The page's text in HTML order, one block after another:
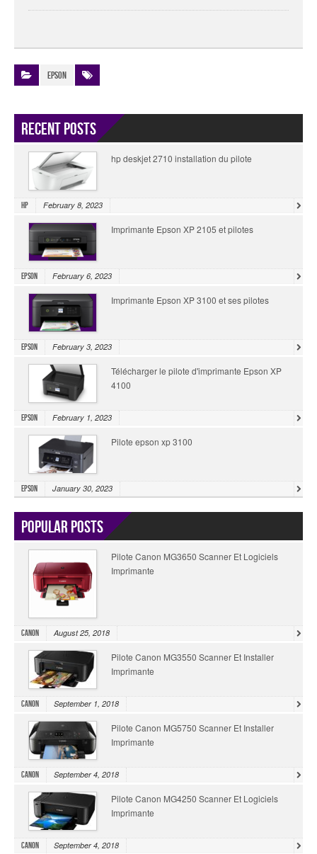
Epson
Recent Posts
hp deskjet 2710 installation du pilote
HP February 8, 2023
Imprimante Epson XP 2105 et pilotes
Epson February 6, 2023
Imprimante Epson XP 3100 et ses pilotes
Epson February 3, 2023
Télécharger le pilote d'imprimante Epson XP
4100
Epson February 1, 2023
Pilote epson xp 3100
Epson January 30, 2023
Popular Posts
Pilote Canon MG3650 Scanner Et Logiciels
Imprimante
Canon August 25, 2018
Pilote Canon MG3550 Scanner Et Installer
Imprimante
Canon September 1, 2018
Pilote Canon MG5750 Scanner Et Installer
Imprimante
Canon September 4, 2018
Pilote Canon MG4250 Scanner Et Logiciels
Imprimante
Canon September 4, 2018